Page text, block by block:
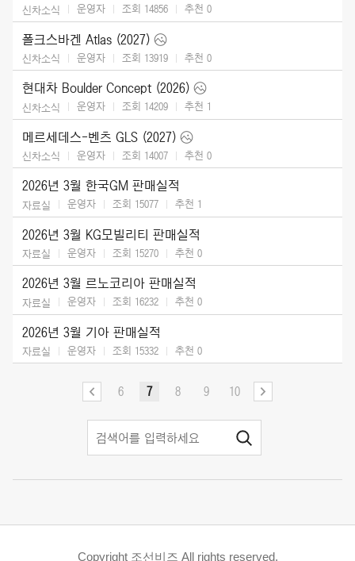
신차소식 운영자 조회 14856 추천 0
폴크스바겐 Atlas (2027)
신차소식 운영자 조회 13919 추천 0
현대차 Boulder Concept (2026)
신차소식 운영자 조회 14209 추천 1
메르세데스-벤츠 GLS (2027)
신차소식 운영자 조회 14007 추천 0
2026년 3월 한국GM 판매실적
자료실 운영자 조회 15077 추천 1
2026년 3월 KG모빌리티 판매실적
자료실 운영자 조회 15270 추천 0
2026년 3월 르노코리아 판매실적
자료실 운영자 조회 16232 추천 0
2026년 3월 기아 판매실적
자료실 운영자 조회 15332 추천 0
6 7 8 9 10
Copyright 조선비즈 All rights reserved.